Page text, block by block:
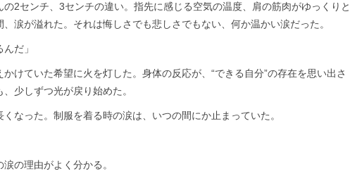
の2センチ、3センチの違い。指先に感じる空気の温度、肩の筋肉がゆっくりと
涙が溢れた。それは悔しさでも悲しさでもない、何か温かい涙だった。
だ」
けていた希望に火を灯した。身体の反応が、“できる自分”の存在を思い出さ
少しずつ光が戻り始めた。
なった。制服を着る時の涙は、いつの間にか止まっていた。
の理由がよく分かる。